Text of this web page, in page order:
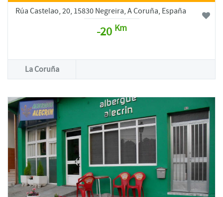
Rúa Castelao, 20, 15830 Negreira, A Coruña, España
-20 Km
La Coruña